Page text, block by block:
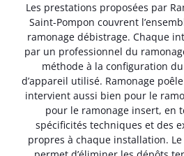
Les prestations proposées par
Saint-Pompon couvrent
ramonage débistrage. Chaque
par un professionnel du
méthode à la configuration
d’appareil utilisé. Ramonage
intervient aussi bien pour le
pour le ramonage insert, en
spécificités techniques et des
propres à chaque installation.